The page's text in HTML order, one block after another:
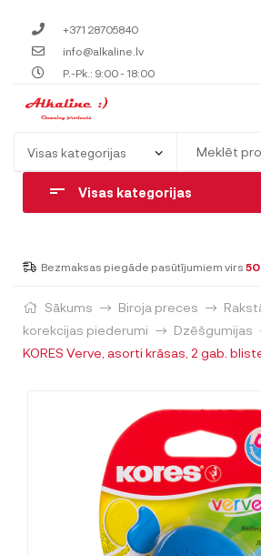
+371 28705840
info@alkaline.lv
P.-Pk.: 9:00 - 18:00
Visas kategorijas
Bezmaksas piegāde pasūtījumiem virs
Sākums Biroja preces
korekcijas piederumi
Dzēšgumijas
KORES Verve, asorti krāsas, 2 gab.